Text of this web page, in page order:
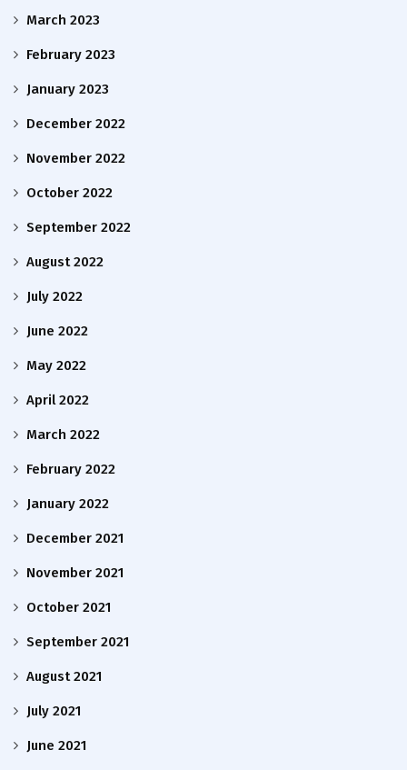
March 2023
February 2023
January 2023
December 2022
November 2022
October 2022
September 2022
August 2022
July 2022
June 2022
May 2022
April 2022
March 2022
February 2022
January 2022
December 2021
November 2021
October 2021
September 2021
August 2021
July 2021
June 2021